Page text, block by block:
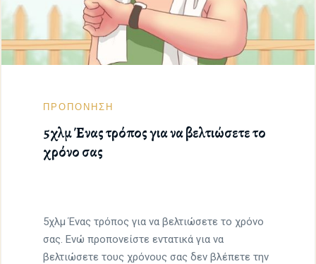
ΠΡΟΠΟΝΗΣΗ
5χλμ Ένας τρόπος για να βελτιώσετε το
χρόνο σας
5χλμ Ένας τρόπος για να βελτιώσετε το χρόνο
σας. Ενώ προπονείστε εντατικά για να
βελτιώσετε τους χρόνους σας δεν βλέπετε την